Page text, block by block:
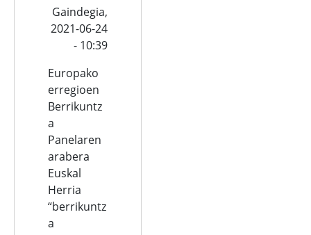
Gaindegia,
2021-06-24
- 10:39
Europako
erregioen
Berrikuntz
a
Panelaren
arabera
Euskal
Herria
“berrikuntz
a